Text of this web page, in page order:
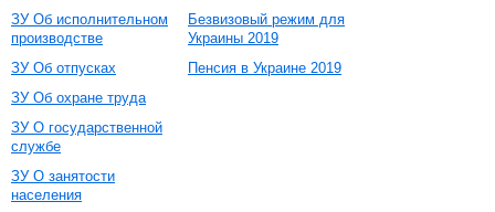
ЗУ Об исполнительном
производстве
ЗУ Об отпусках
ЗУ Об охране труда
ЗУ О государственной
службе
ЗУ О занятости
населения
Безвизовый режим для
Украины 2019
Пенсия в Украине 2019